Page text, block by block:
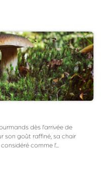
dès l’arrivée de
son goût raffiné, sa chair
comme l’...